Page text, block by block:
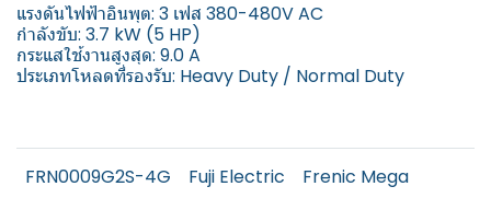
แรงดันไฟฟ้าอินพุต: 3 เฟส 380-480V AC
กำลังขับ: 3.7 kW (5 HP)
กระแสใช้งานสูงสุด: 9.0 A
ประเภทโหลดที่รองรับ: Heavy Duty / Normal Duty
FRN0009G2S-4G Fuji Electric
Frenic Mega